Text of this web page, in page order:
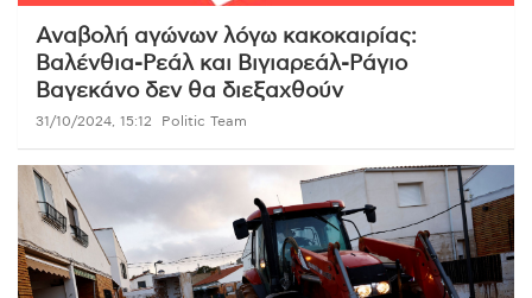
Αναβολή αγώνων λόγω κακοκαιρίας:
Βαλένθια-Ρεάλ και Βιγιαρεάλ-Ράγιο
Βαγεκάνο δεν θα διεξαχθούν
31/10/2024, 15:12 Politic Team